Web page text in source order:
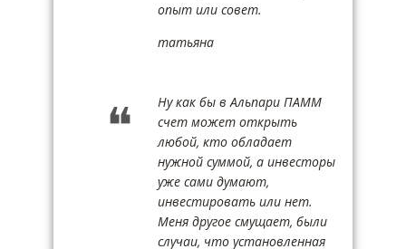
опыт или совет.
татьяна
Ну как бы в Альпари ПАММ
счет может открыть
любой, кто обладает
нужной суммой, а инвесторы
уже сами думают,
инвестировать или нет.
Меня другое смущает, были
случаи, что установленная